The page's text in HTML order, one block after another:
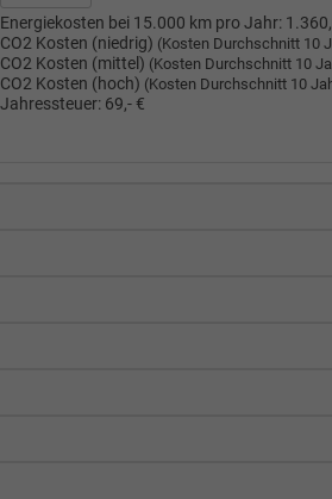
Energiekosten bei 15.000 km pro Jahr:
CO2 Kosten (niedrig) (Kosten Durchschnitt 10
CO2 Kosten (mittel) (Kosten Durchschnitt 10
CO2 Kosten (hoch) (Kosten Durchschnitt 10
Jahressteuer: 69,- €